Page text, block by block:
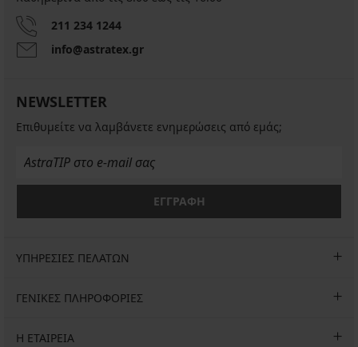
μαγιό
Elif
Bralet
11,10
μαγιό
Lara
Pink
12,30
€
μαγιό
Elif
12,30
€
μαγιό
Adjoa
5,40
€
μαγιό
Shiny
44,99
μπικίνι
Shiny
22,50
€
211 234 1244
info@astratex.gr
NEWSLETTER
Επιθυμείτε να λαμβάνετε ενημερώσεις από εμάς;
ΕΓΓΡΑΦΗ
ΥΠΗΡΕΣΙΕΣ ΠΕΛΑΤΩΝ
ΓΕΝΙΚΕΣ ΠΛΗΡΟΦΟΡΙΕΣ
Η ΕΤΑΙΡΕΙΑ